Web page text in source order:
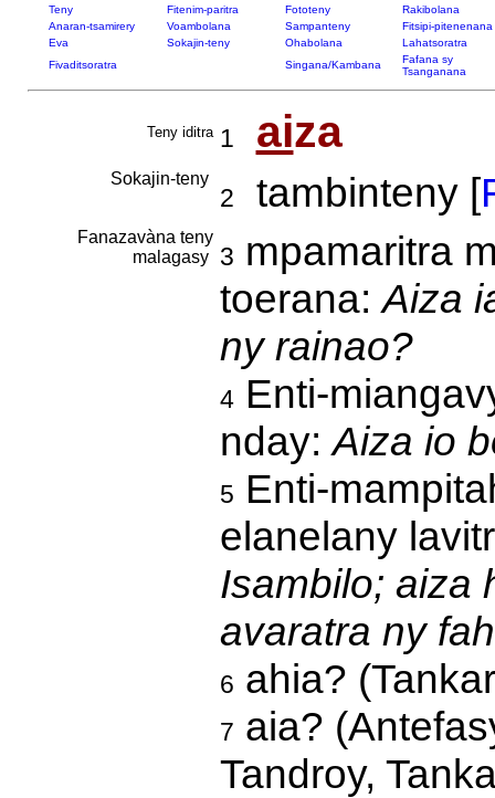
Teny Fitenim-paritra Fototeny
Rakibolana
Anaran-tsamirery
Voambolana Sampanteny
Fitsipi-pitenenana
Eva
Sokajin-teny Ohabolana
Lahatsoratra
Fivaditsoratra
Singana/Kambana
Fafana sy
Tsanganana
Teny iditra 1 aiza
Sokajin-teny
2 tambinteny [
Fanazavàna teny
malagasy
3 mpamaritra
toerana:Aiza
ny rainao?
4Enti-
nday:Aiza io
5 Enti-
elanelany
Isambilo; aiza
avaratra ny
6 ahia?
7 aia?
Tandroy,